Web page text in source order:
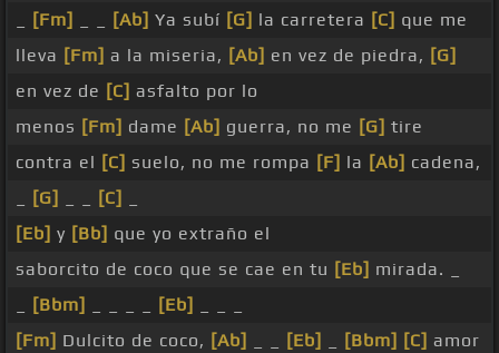
[Fm] [Ab] Ya subí [G] la carretera [C] que me
lleva [Fm] a la miseria, [Ab] en vez de piedra, [G]
en vez de [C] asfalto por lo
menos [Fm] dame [Ab] guerra, no me [G] tire
contra el [C] suelo, no me rompa [F] la [Ab] cadena,
[G] [C]
[Eb] y [Bb] que yo extraño el
saborcito de coco que se cae en tu [Eb] mirada. _
[Bbm] [Eb]
[Fm] Dulcito de coco, [Ab] [Eb] [Bbm] [C] amor